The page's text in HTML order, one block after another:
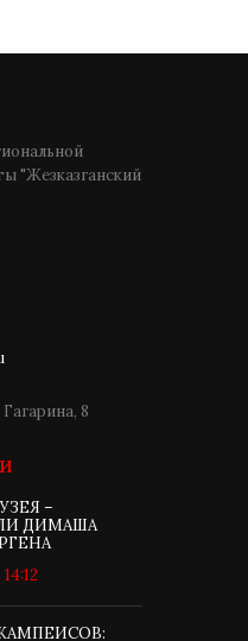
"Жезказганский
8
–
ДИМАША
14:12